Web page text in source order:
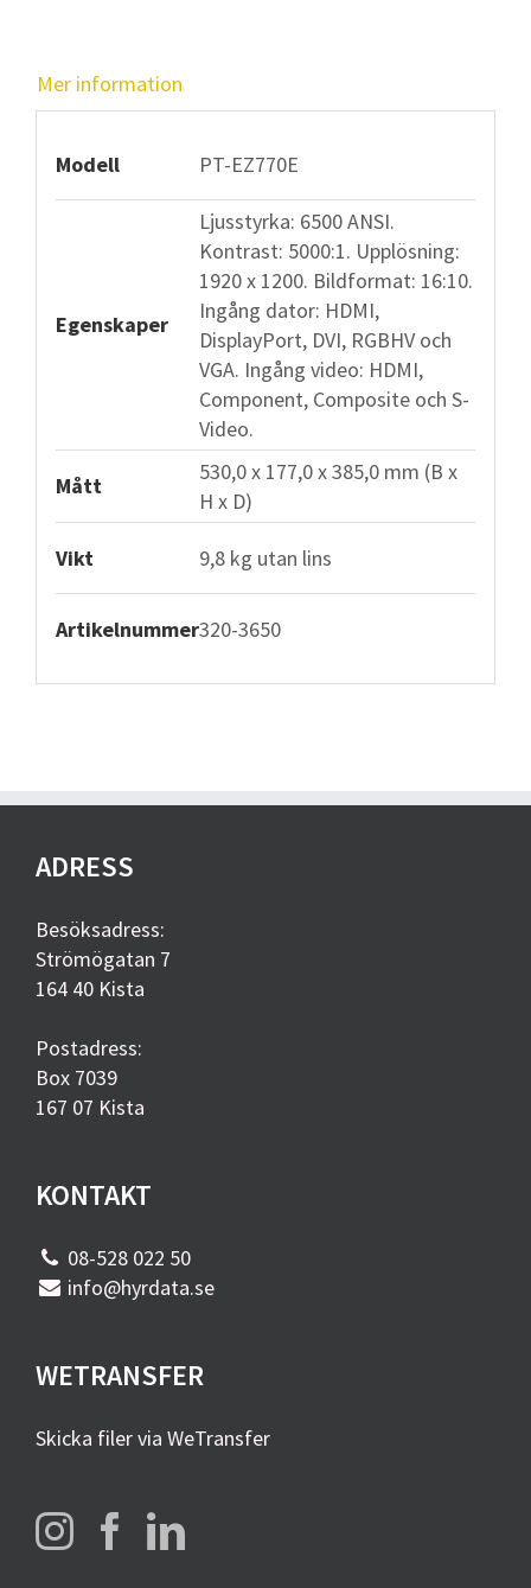
mängd
Mer information
Modell PT-EZ770E
Egenskaper
Ljusstyrka: 6500 ANSI.
Kontrast: 5000:1. Upplösning:
1920 x 1200. Bildformat: 16:10.
Ingång dator: HDMI,
DisplayPort, DVI, RGBHV och
VGA. Ingång video: HDMI,
Component, Composite och S-
Video.
Mått
530,0 x 177,0 x 385,0 mm (B x
H x D)
Vikt 9,8 kg utan lins
Artikelnummer320-3650
ADRESS
Besöksadress:
Strömögatan 7
164 40 Kista
Postadress:
Box 7039
167 07 Kista
KONTAKT
08-528 022 50
info@hyrdata.se
WETRANSFER
Skicka filer via WeTransfer